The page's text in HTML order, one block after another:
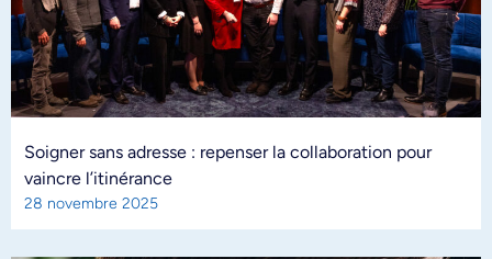
Soigner sans adresse : repenser la collaboration pour
vaincre l’itinérance
28 novembre 2025